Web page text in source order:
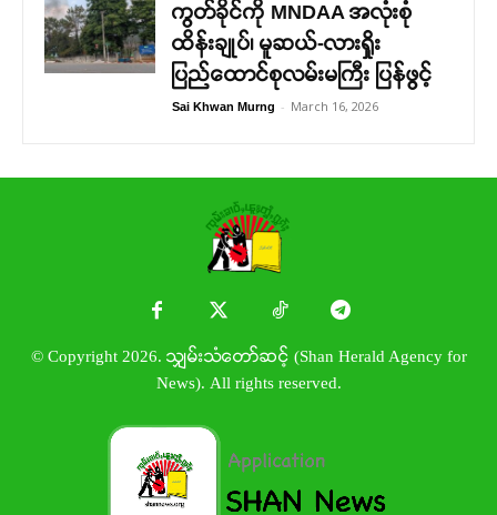
ကွတ်ခိုင်ကို MNDAA အလုံးစုံ
ထိန်းချုပ်၊ မူဆယ်-လားရှိုး
ပြည်ထောင်စုလမ်းမကြီး ပြန်ဖွင့်
Sai Khwan Murng - March 16, 2026
© Copyright 2026. သျှမ်းသံတော်ဆင့် (Shan Herald Agency for
News). All rights reserved.